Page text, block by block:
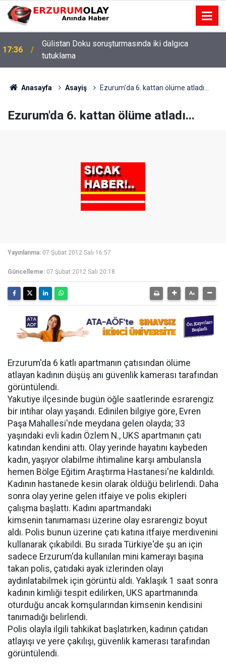
17:36
Gülistan Doku soruşturmasında iki dalgıca
tutuklama
Anasayfa Asayiş Ezurum'da 6. kattan ölüme atladı...
Ezurum'da 6. kattan ölüme atladı...
Yayınlanma: 07 Şubat 2012 Salı 16:57
Güncelleme: 07 Şubat 2012 Salı 20:18
Erzurum'da 6 katlı apartmanın çatısından ölüme
atlayan kadının düşüş anı güvenlik kamerası tarafından
görüntülendi.
Yakutiye ilçesinde bugün öğle saatlerinde esrarengiz
bir intihar olayı yaşandı. Edinilen bilgiye göre, Evren
Paşa Mahallesi'nde meydana gelen olayda; 33
yaşındaki evli kadın Özlem N., UKS apartmanın çatı
katından kendini attı. Olay yerinde hayatını kaybeden
kadın, yaşıyor olabilme ihtimaline karşı ambulansla
hemen Bölge Eğitim Araştırma Hastanesi'ne kaldırıldı.
Kadının hastanede kesin olarak öldüğü belirlendi. Daha
sonra olay yerine gelen itfaiye ve polis ekipleri
çalışma başlattı. Kadını apartmandaki
kimsenin tanımaması üzerine olay esrarengiz boyut
aldı. Polis bunun üzerine çatı katına itfaiye merdivenini
kullanarak çıkabildi. Bu sırada Türkiye'de şu an için
sadece Erzurum'da kullanılan mini kamerayı başına
takan polis, çatıdaki ayak izlerinden olayı
aydınlatabilmek için görüntü aldı. Yaklaşık 1 saat sonra
kadının kimliği tespit edilirken, UKS apartmanında
oturduğu ancak komşularından kimsenin kendisini
tanımadığı belirlendi.
Polis olayla ilgili tahkikat başlatırken, kadının çatıdan
atlayışı ve yere çakılışı, güvenlik kamerası tarafından
görüntülendi.